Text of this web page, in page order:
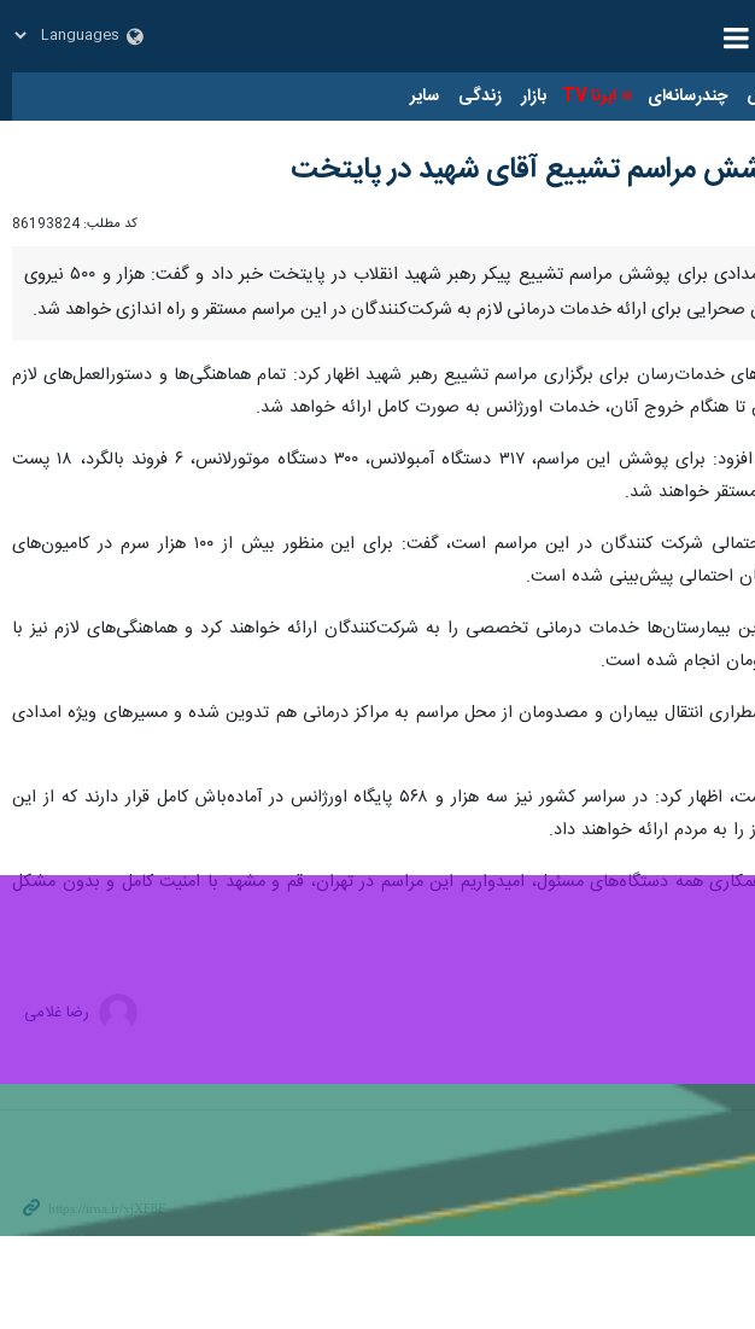
چندرسانه‌ای ایرنا TV بازار زندگی سایر
کد مطلب: 86193824
تهران- ایرنا- قائم‌مقام اورژانس استان تهران از استقرار گسترده نیروها و تجهیزات امدادی برای پوشش مراسم تشییع پیکر رهبر شهید انقلاب در پایتخت خبر داد و گفت: هزار و ۵۰۰ نیروی
برای برگزاری مراسم تشییع رهبر شهید اظهار کرد: تمام هماهنگی‌ها و دستورالعمل‌های لازم
تا هنگام خروج آنان، خدمات اورژانس به صورت کامل ارائه خواهد شد.
وی با اشاره به استقرار امکانات امدادی در شعاع ۱.۵ کیلومتری محل برگزاری مراسم، افزود: برای پوشش این مراسم، ۳۱۷ دستگاه آمبولانس، ۳۰۰ دستگاه موتورلانس، ۶ فروند بالگرد، ۱۸ پست
قائم‌مقام اورژانس استان تهران با بیان اینکه گرمازدگی یکی از مهم‌ترین مخاطرات احتمالی شرکت کنندگان در این مراسم است، گفت: برای این منظور بیش از ۱۰۰ هزار سرم در کامیون‌های
احتمالی پیش‌بینی شده است.
داد و افزود: این بیمارستان‌ها خدمات درمانی تخصصی را به شرکت‌کنندگان ارائه خواهند کرد و هماهنگی‌های لازم نیز با
انجام شده است.
انتقال بیماران و مصدومان از محل مراسم به مراکز درمانی هم تدوین شده و مسیرهای ویژه امدادی
قائم‌مقام اورژانس استان تهران با بیان اینکه آمادگی امدادی تنها به تهران محدود نیست، اظهار کرد: در سراسر کشور نیز سه هزار و ۵۶۸ پایگاه اورژانس در آماده‌باش کامل قرار دارند که از این
همه دستگاه‌های مسئول، امیدواریم این مراسم در تهران، قم و مشهد با امنیت کامل و بدون مشکل
رضا غلامی